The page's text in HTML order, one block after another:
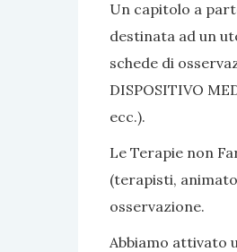
Un capitolo a
destinata ad un
schede di
DISPOSITIVO
ecc.).
Le Terapie non
(terapisti,
osservazione.
Abbiamo attivato